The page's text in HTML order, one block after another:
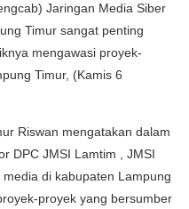
Jaringan Media Siber
Timur sangat penting
mengawasi proyek-
Timur, (Kamis 6
Riswan mengatakan dalam
DPC JMSI Lamtim , JMSI
di kabupaten Lampung
proyek yang bersumber